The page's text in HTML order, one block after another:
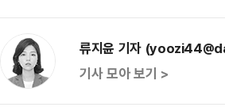
류지윤 기자
기사 모아 보기 >